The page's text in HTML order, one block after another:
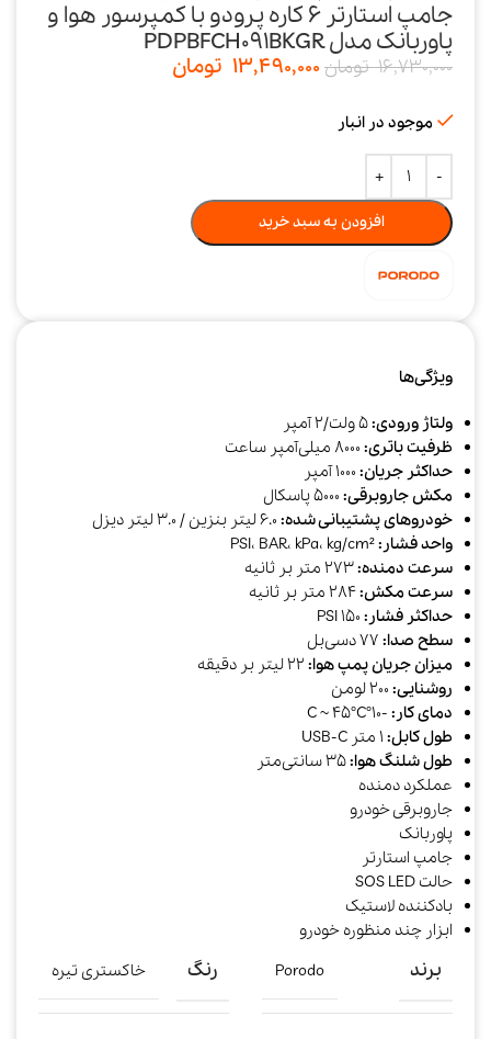
جامپ استارتر 6 کاره پرودو با کمپرسور هوا و
پاوربانک مدل PDPBFCH091BKGR
16,730,000 تومان 13,490,000 تومان
موجود در انبار
افزودن به سبد خرید
ویژگی‌ها
ولتاژ ورودی:
ظرفیت باتری:
حداکثر جریان:
مکش جاروبرقی:
خودروهای پشتیبانی شده:
واحد فشار:
سرعت دمنده:
سرعت مکش:
حداکثر فشار:
سطح صدا:
میزان جریان پمپ هوا:
روشنایی:
دمای کار: -10°C ~ 45°C
طول کابل:
طول شلنگ هوا:
عملکرد دمنده
جاروبرقی خودرو
پاوربانک
جامپ استارتر
حالت SOS LED
بادکننده لاستیک
ابزار چند منظوره خودرو
برند Porodo رنگ خاکستری تیره